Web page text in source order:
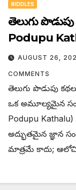
RIDDLES
తెలుగు
Podupu
AUGUST 26,
COMMENTS
తెలుగు పొడుపు
ఒక అమూల్యమైన
Podupu
అద్భుతమైన జ్ఞాన
మాత్రమే కాదు;